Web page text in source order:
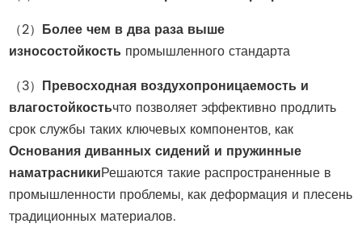
（2） Более чем в два раза выше
износостойкость промышленного стандарта
（3） Превосходная воздухопроницаемость и
влагостойкостьчто позволяет эффективно продлить
срок службы таких ключевых компонентов, как
Основания диванных сидений и пружинные
наматрасникиРешаются такие распространенные в
промышленности проблемы, как деформация и плесень
традиционных материалов.